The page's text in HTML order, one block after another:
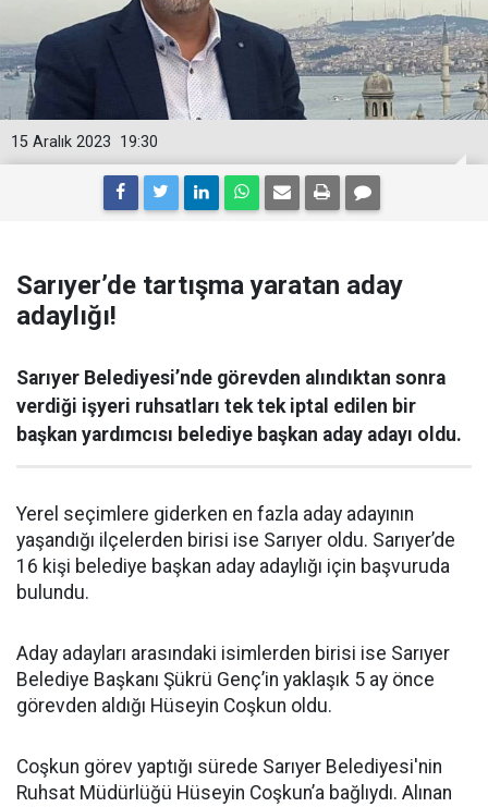
19:30
15 Aralık 2023
Sarıyer’de tartışma yaratan aday
adaylığı!
Sarıyer Belediyesi’nde görevden alındıktan sonra
verdiği işyeri ruhsatları tek tek iptal edilen bir
başkan yardımcısı belediye başkan aday adayı oldu.
Yerel seçimlere giderken en fazla aday adayının
yaşandığı ilçelerden birisi ise Sarıyer oldu. Sarıyer’de
16 kişi belediye başkan aday adaylığı için başvuruda
bulundu.
Aday adayları arasındaki isimlerden birisi ise Sarıyer
Belediye Başkanı Şükrü Genç’in yaklaşık 5 ay önce
görevden aldığı Hüseyin Coşkun oldu.
Coşkun görev yaptığı sürede Sarıyer Belediyesi'nin
Ruhsat Müdürlüğü Hüseyin Coşkun’a bağlıydı. Alınan